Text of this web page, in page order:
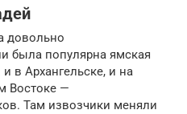
довольно
была популярна ямская
в Архангельске, и на
Востоке —
Там извозчики меняли